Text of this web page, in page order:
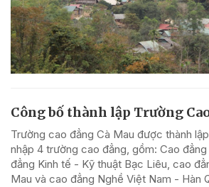
Công bố thành lập Trường
Trường cao đẳng Cà Mau được thành
nhập 4 trường cao đẳng, gồm: Cao
đẳng Kinh tế - Kỹ thuật Bạc Liêu, cao
Mau và cao đẳng Nghề Việt Nam - Hàn